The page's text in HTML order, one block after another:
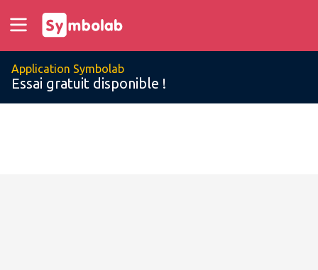
Application Symbolab
Essai gratuit disponible !